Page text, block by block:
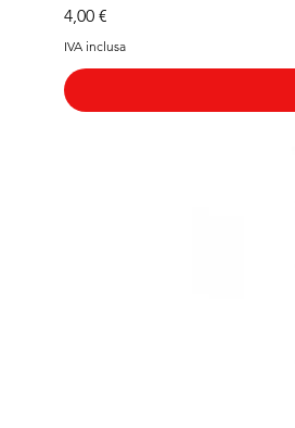
Prezzo
4,00 €
IVA inclusa